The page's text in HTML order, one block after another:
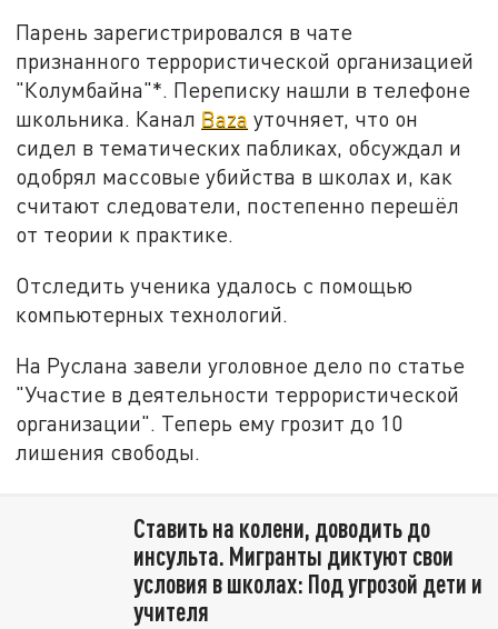
Парень зарегистрировался в чате
признанного террористической организацией
"Колумбайна"*. Переписку нашли в телефоне
школьника. Канал Baza уточняет, что он
сидел в тематических пабликах, обсуждал и
одобрял массовые убийства в школах и, как
считают следователи, постепенно перешёл
от теории к практике.
Отследить ученика удалось с помощью
компьютерных технологий.
На Руслана завели уголовное дело по статье
"Участие в деятельности террористической
организации". Теперь ему грозит до 10
лишения свободы.
Ставить на колени, доводить до
инсульта. Мигранты диктуют свои
условия в школах: Под угрозой дети и
учителя